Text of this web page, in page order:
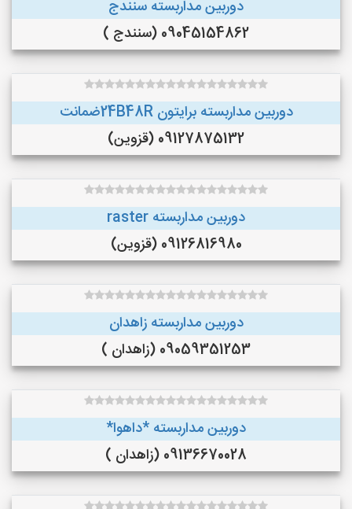
دوربین مداربسته سنندج
09045154862 (سنندج )
دوربین مداربسته برایتون 24B48Rضمانت
09127875132 (قزوین)
دوربین مداربسته raster
09126816980 (قزوین)
دوربین مداربسته زاهدان
09059351253 (زاهدان )
دوربین مداربسته *داهوا*
09136670028 (زاهدان )